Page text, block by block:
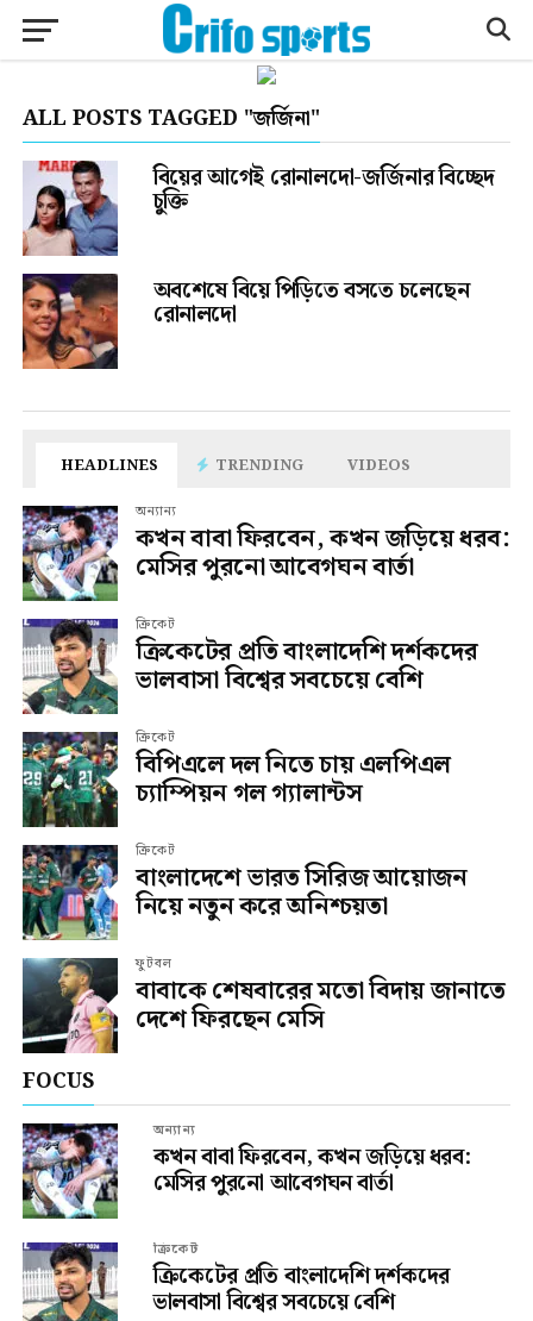
ALL POSTS TAGGED "জর্জিনা"
বিয়ের আগেই রোনালদো-জর্জিনার বিচ্ছেদ
চুক্তি
অবশেষে বিয়ে পিড়িতে বসতে চলেছেন
রোনালদো
HEADLINES TRENDING VIDEOS
অন্যান্য
কখন বাবা ফিরবেন, কখন জড়িয়ে ধরব:
মেসির পুরনো আবেগঘন বার্তা
ক্রিকেট
ক্রিকেটের প্রতি বাংলাদেশি দর্শকদের
ভালবাসা বিশ্বের সবচেয়ে বেশি
ক্রিকেট
বিপিএলে দল নিতে চায় এলপিএল
চ্যাম্পিয়ন গল গ্যালান্টস
ক্রিকেট
বাংলাদেশে ভারত সিরিজ আয়োজন
নিয়ে নতুন করে অনিশ্চয়তা
ফুটবল
বাবাকে শেষবারের মতো বিদায় জানাতে
দেশে ফিরছেন মেসি
FOCUS
অন্যান্য
কখন বাবা ফিরবেন, কখন জড়িয়ে ধরব:
মেসির পুরনো আবেগঘন বার্তা
ক্রিকেট
ক্রিকেটের প্রতি বাংলাদেশি দর্শকদের
ভালবাসা বিশ্বের সবচেয়ে বেশি